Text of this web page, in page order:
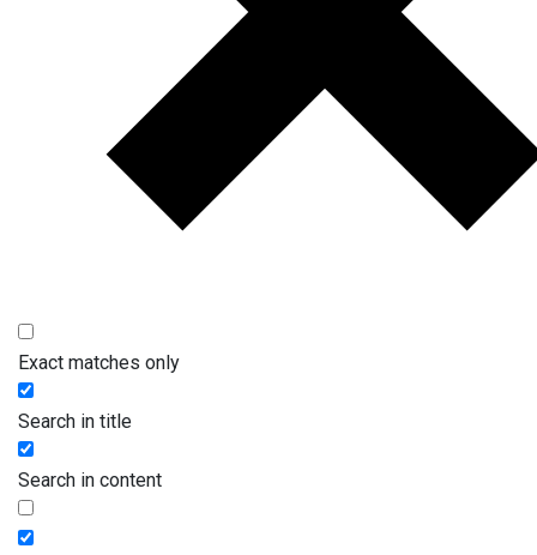
Exact matches only
Search in title
Search in content